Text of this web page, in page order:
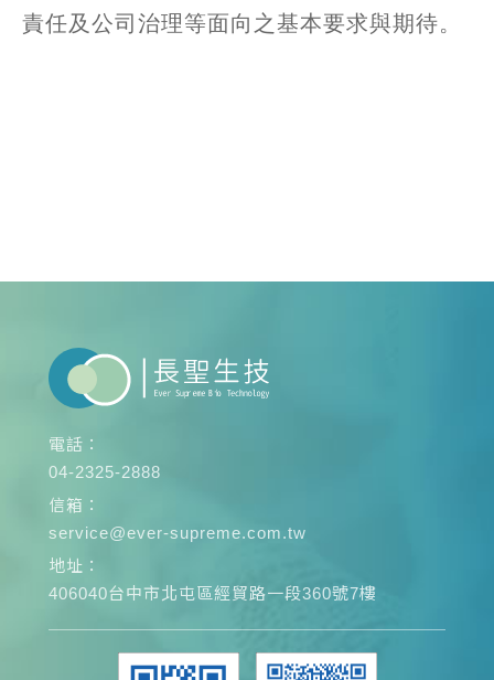
責任及公司治理等面向之基本要求與期待。
電話：
04-2325-2888
信箱：
service@ever-supreme.com.tw
地址：
406040台中市北屯區經貿路一段360號7樓